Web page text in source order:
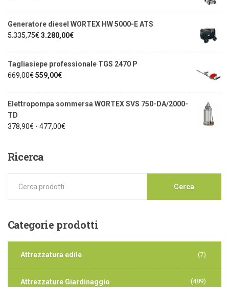
Generatore diesel WORTEX HW 5000-E ATS
5.335,75€3.280,00€
Tagliasiepe professionale TGS 2470 P
669,00€559,00€
Elettropompa sommersa WORTEX SVS 750-DA/2000-
TD
378,90€ - 477,00€
Ricerca
Cerca
Categorieprodotti
Attrezzatura edile (7)
Attrezzature Giardinaggio (489)